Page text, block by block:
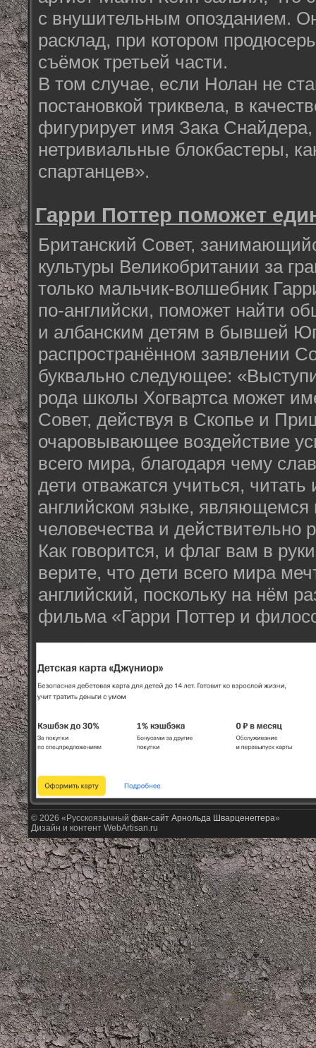
с внушительным опозданием.
расклад, при котором
съёмок третьей части.
В том случае, если Нолан не
постановкой триквела, в
фигурирует имя Зака Снайдера,
нетривиальные блокбастеры,
спартанцев».
Гарри Поттер поможет
Британский Совет,
культуры Великобритании за
только мальчик-волшебник
по-английски, поможет найти
и албанским детям в бывшей
распространённом заявлении
буквально следующее:
рода школы Хогвартса может
Совет, действуя в Скопье и
очаровывающее воздействие
всего мира, благодаря чему
дети отважатся учиться, читать
английском языке,
человечества и
Как говорится, и флаг вам в
верите, что дети всего мира
английский, поскольку на нём
фильма «Гарри Поттер и
© 2026 «Русскоязычный фан-сайт Арнольда Шварценеггера»
Дизайн и контент WebArtisan.ru